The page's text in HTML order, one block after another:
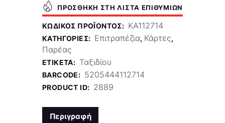
ΠΡΟΣΘΉΚΗ ΣΤΗ ΛΊΣΤΑ ΕΠΙΘΥΜΙΏΝ
ΚΩΔΙΚΌΣ ΠΡΟΪΌΝΤΟΣ: KA112714
ΚΑΤΗΓΟΡΊΕΣ: Επιτραπέζια, Κάρτες,
Παρέας
ΕΤΙΚΈΤΑ: Ταξιδίου
BARCODE: 5205444112714
PRODUCT ID: 2889
Περιγραφή